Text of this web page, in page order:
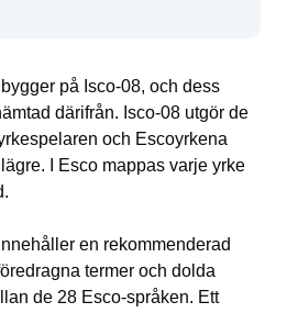
på Isco-08, och dess
därifrån. Isco-08 utgör de
och Escoyrkena
I Esco mappas varje yrke
en rekommenderad
termer och dolda
de 28 Esco-språken. Ett